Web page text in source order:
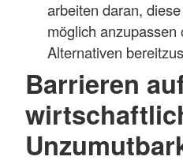
arbeiten daran,
möglich
Alternativen
Barrieren